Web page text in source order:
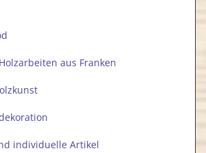
aus Franken
individuelle Artikel